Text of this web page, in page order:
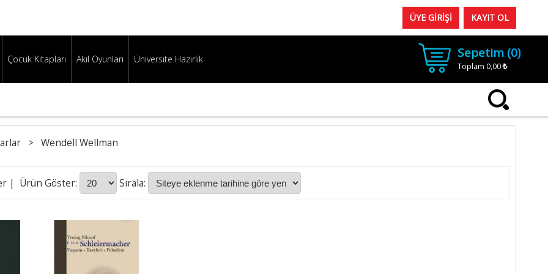
ÜYE GİRİŞİ KAYIT OL
Çocuk Kitapları Akıl Oyunları Üniversite Hazırlık Sepetim (0)
Toplam 0,00
> Wendell Wellman
| Ürün Göster: Sırala: